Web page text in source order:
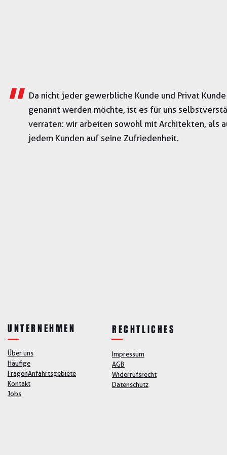
Da nicht jeder gewerbliche Kunde und Privat
genannt werden möchte, ist es für uns
verraten: wir arbeiten sowohl mit Architekten, als
jedem Kunden auf seine Zufriedenheit.
"
RECHTLICHES
Impressum
AGB
Widerrufsrecht
Datenschutz
UNTERNEHMEN
Über uns
Häufige
FragenAnfahrtsgebiete
Kontakt
Jobs